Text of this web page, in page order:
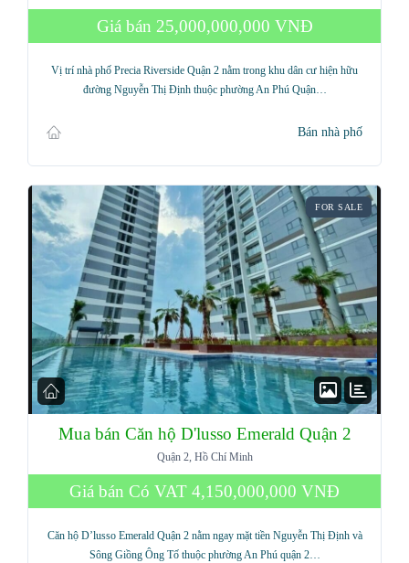
Giá bán 25,000,000,000 VNĐ
Vị trí nhà phố Precia Riverside Quận 2 nằm trong khu dân cư hiện hữu
đường Nguyễn Thị Định thuộc phường An Phú Quận…
Bán nhà phố
FOR SALE
Mua bán Căn hộ D'lusso Emerald Quận 2
Quận 2, Hồ Chí Minh
Giá bán Có VAT 4,150,000,000 VNĐ
Căn hộ D’lusso Emerald Quận 2 nằm ngay mặt tiền Nguyễn Thị Định và
Sông Giồng Ông Tố thuộc phường An Phú quận 2…